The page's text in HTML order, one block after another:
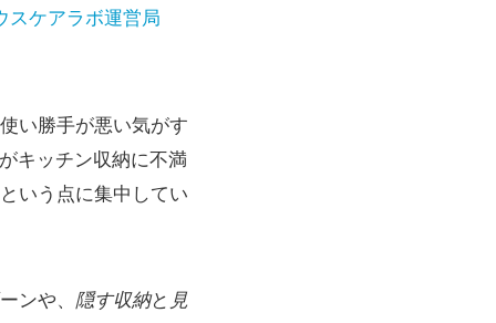
スケアラボ運営局
い勝手が悪い気がす
キッチン収納に不満
という点に集中してい
ンや、 隠す収納と 見